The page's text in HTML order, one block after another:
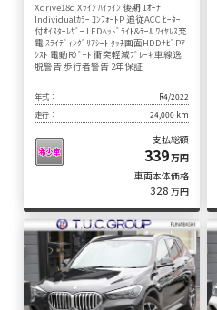
Xdrive18d Xﾗｲﾝ ﾊｲﾗｲﾝ 後期 1ｵｰﾅ
Individualｶﾗｰ ｺﾝﾌｫｰﾄP 追従ACC ﾋｰﾀｰ
付ｵｲｽﾀｰﾚｻﾞｰ LEDﾍｯﾄﾞﾗｲﾄ&ﾃｰﾙ ﾜｲﾔﾚｽ充
電 ｽﾗｲﾃﾞｨﾝｸﾞﾘｱｼｰﾄ ﾀｯﾁ画面HDDﾅﾋﾞPｱ
ｼｽﾄ 電動Rｹﾞｰﾄ 衝突軽減ﾌﾞﾚｰｷ 車線逸
脱警告 歩行者警告 2年保証
年式：
R4/2022
走行：
24,000 km
支払総額
339万円
車両本体価格
328 万円